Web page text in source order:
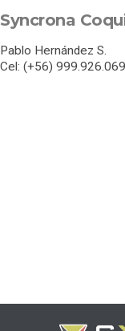
Syncrona
Pablo Hernández S.
Cel: (+56) 999.926.069